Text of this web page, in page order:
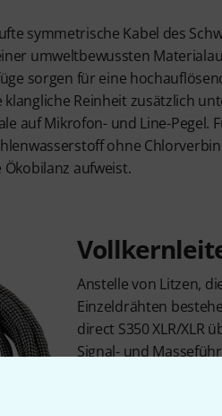
symmetrische Kabel des
umweltbewussten
sorgen für eine
Reinheit zusätzlich
auf Mikrofon- und Line-
ohne
aufweist.
Anstelle von Litzen,
Einzeldrähten
direct S350 XLR/XLR
Signal- und